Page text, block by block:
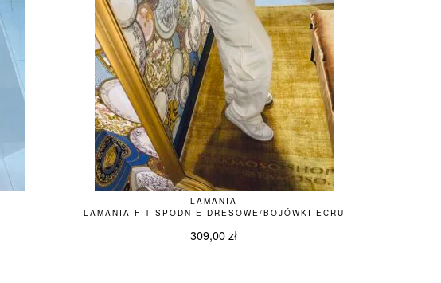
LAMANIA
LAMANIA FIT SPODNIE DRESOWE/BOJÓWKI ECRU
309,00zł